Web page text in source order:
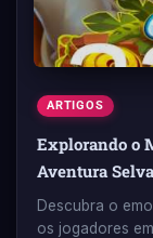
ARTIGOS
Explorando o
Aventura
Descubra o
os jogadores